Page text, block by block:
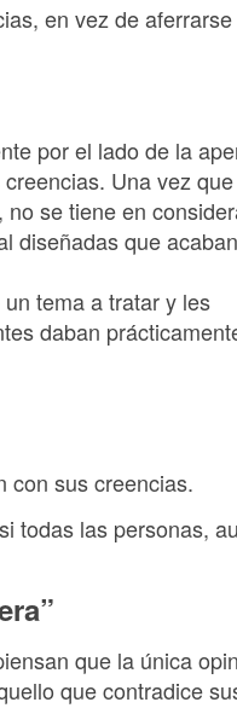
en vez de
por el lado de la
Una vez
se tiene en
diseñadas que acaban
tema a tratar y les
daban
con sus creencias.
todas las personas,
que la única
que contradice